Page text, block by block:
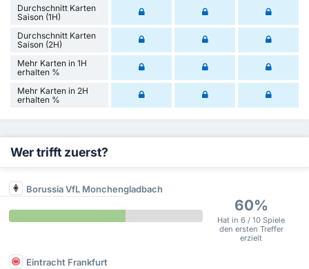
Durchschnitt Karten
Saison (1H)
Durchschnitt Karten
Saison (2H)
Mehr Karten in 1H
erhalten %
Mehr Karten in 2H
erhalten %
Wer trifft zuerst?
Borussia VfL Monchengladbach
60%
Hat in 6 / 10 Spiele
den ersten Treffer
erzielt
Eintracht Frankfurt